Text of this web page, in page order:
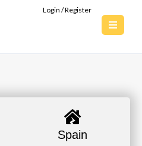
Login / Register
Spain